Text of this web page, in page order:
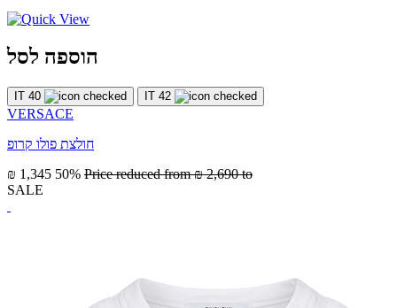
הוספה לסל
IT 40 IT 42
VERSACE
חולצת פולו קרופ
₪ 1,345 50% Price reduced from₪ 2,690 to
SALE